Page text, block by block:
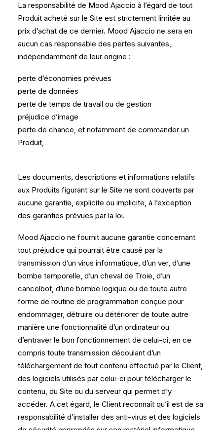
La responsabilité de Mood Ajaccio à l’égard de tout
Produit acheté sur le Site est strictement limitée au
prix d’achat de ce dernier. Mood Ajaccio ne sera en
aucun cas responsable des pertes suivantes,
indépendamment de leur origine :
​perte d’économies prévues
perte de données
perte de temps de travail ou de gestion
préjudice d’image
perte de chance, et notamment de commander un
Produit,
Les documents, descriptions et informations relatifs
aux Produits figurant sur le Site ne sont couverts par
aucune garantie, explicite ou implicite, à l’exception
des garanties prévues par la loi.
Mood Ajaccio ne fournit aucune garantie concernant
tout préjudice qui pourrait être causé par la
transmission d’un virus informatique, d’un ver, d’une
bombe temporelle, d’un cheval de Troie, d’un
cancelbot, d’une bombe logique ou de toute autre
forme de routine de programmation conçue pour
endommager, détruire ou détériorer de toute autre
manière une fonctionnalité d’un ordinateur ou
d’entraver le bon fonctionnement de celui-ci, en ce
compris toute transmission découlant d’un
téléchargement de tout contenu effectué par le Client,
des logiciels utilisés par celui-ci pour télécharger le
contenu, du Site ou du serveur qui permet d’y
accéder. A cet égard, le Client reconnaît qu’il est de sa
responsabilité d’installer des anti-virus et des logiciels